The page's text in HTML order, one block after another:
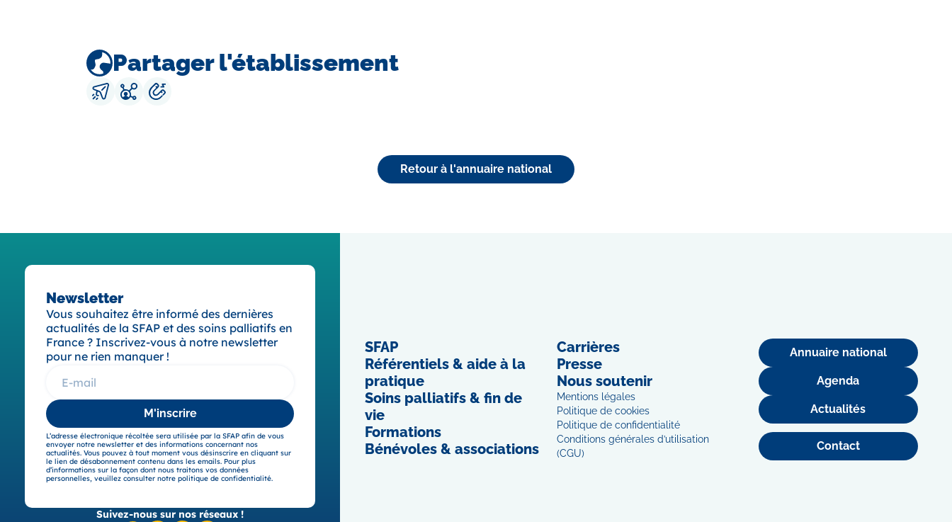
Partager l'établissement
Retour à l'annuaire national
Newsletter
Vous souhaitez être informé des dernières
actualités de la SFAP et des soins palliatifs en
France ? Inscrivez-vous à notre newsletter
pour ne rien manquer !
M'inscrire
L’adresse électronique récoltée sera utilisée par la SFAP afin de vous
envoyer notre newsletter et des informations concernant nos
actualités. Vous pouvez à tout moment vous désinscrire en cliquant sur
le lien de désabonnement contenu dans les emails. Pour plus
d’informations sur la façon dont nous traitons vos données
personnelles, veuillez consulter notre politique de confidentialité.
Suivez-nous sur nos réseaux !
SFAP
Référentiels & aide à la
pratique
Soins palliatifs & fin de
vie
Formations
Bénévoles & associations
Carrières
Presse
Nous soutenir
Mentions légales
Politique de cookies
Politique de confidentialité
Conditions générales d’utilisation
(CGU)
Annuaire national
Agenda
Actualités
Contact